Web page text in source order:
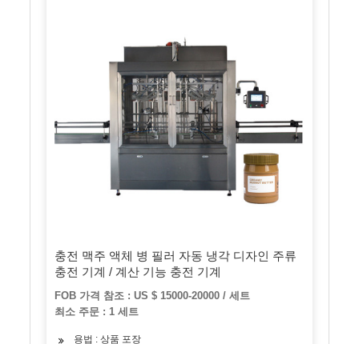
충전 맥주 액체 병 필러 자동 냉각 디자인 주류
충전 기계 / 계산 기능 충전 기계
FOB 가격 참조 : US $ 15000-20000 / 세트
최소 주문 : 1 세트
용법 : 상품 포장